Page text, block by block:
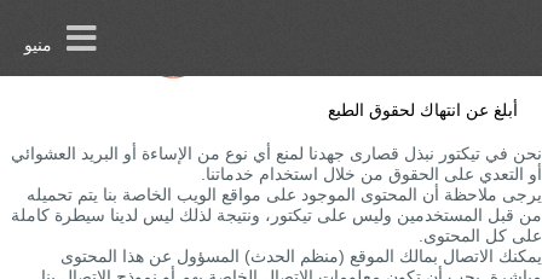
منيو
أبلغ عن انتهاك لحقوق الطبع
نحن في تيكتور نبذل قصارى جهدنا لمنع أي نوع من الإساءة أو البريد العشوائي
أو التعدي على الحقوق من خلال استخدام خدماتنا.
يرجى ملاحظة أن المحتوى الموجود على مواقع الويب الخاصة بنا يتم تحميله
من قبل المستخدمين وليس على تيكتور، ونتيجة لذلك ليس لدينا سيطرة كاملة
على كل المحتوى.
يمكنك الاتصال بمالك الموقع (منظم الحدث) المسؤول عن هذا المحتوى